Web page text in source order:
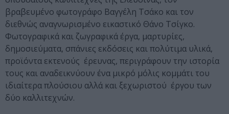
βραβευμένο φωτογράφο Βαγγέλη Τσάκο και τον
διεθνώς αναγνωρισμένο εικαστικό Θάνο Τσίγκο.
Φωτογραφικά και ζωγραφικά έργα, μαρτυρίες,
δημοσιεύματα, σπάνιες εκδόσεις και πολύτιμα υλικά,
προϊόντα εκτενούς έρευνας, περιγράφουν την ιστορία
τους και αναδεικνύουν ένα μικρό μόλις κομμάτι του
ιδιαίτερα πλούσιου αλλά και ξεχωριστού έργου των
δύο καλλιτεχνών.